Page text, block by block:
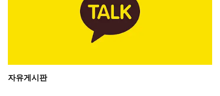
자유게시판